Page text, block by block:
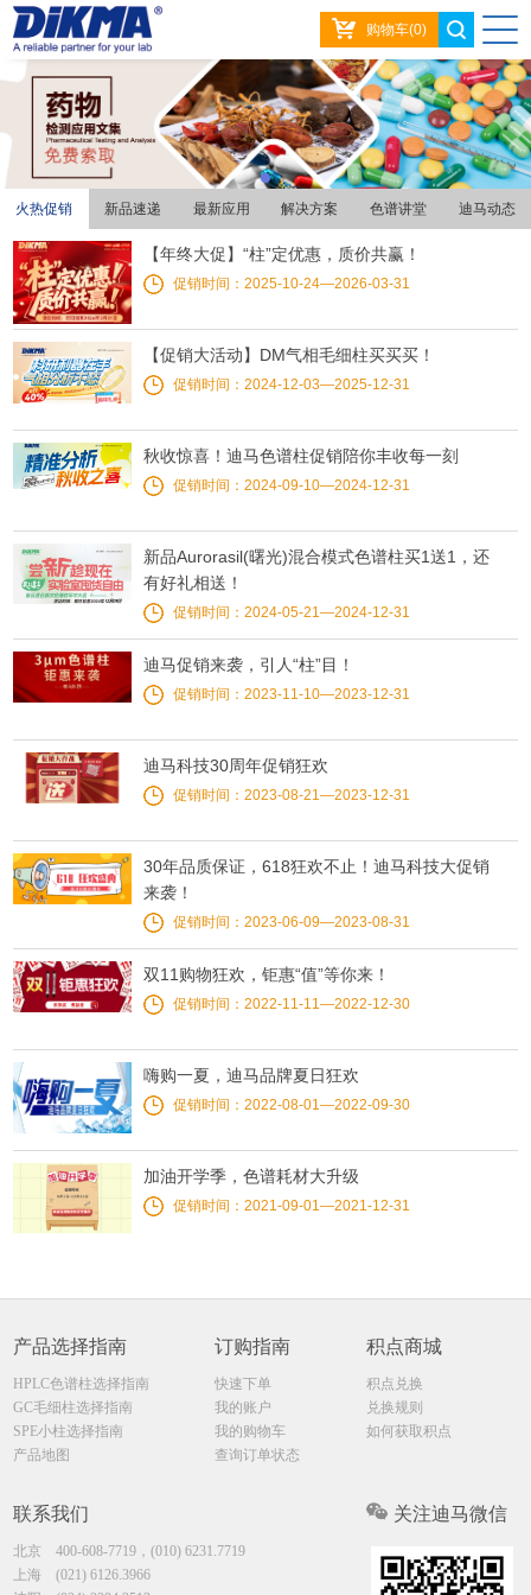
购物车(0)
火热促销 新品速递 最新应用 解决方案 色谱讲堂 迪马动态
【年终大促】“柱”定优惠，质价共赢！
促销时间：2025-10-24—2026-03-31
【促销大活动】DM气相毛细柱买买买！
促销时间：2024-12-03—2025-12-31
秋收惊喜！迪马色谱柱促销陪你丰收每一刻
促销时间：2024-09-10—2024-12-31
新品Aurorasil(曙光)混合模式色谱柱买1送1，还
有好礼相送！
促销时间：2024-05-21—2024-12-31
迪马促销来袭，引人“柱”目！
促销时间：2023-11-10—2023-12-31
迪马科技30周年促销狂欢
促销时间：2023-08-21—2023-12-31
30年品质保证，618狂欢不止！迪马科技大促销
来袭！
促销时间：2023-06-09—2023-08-31
双11购物狂欢，钜惠“值”等你来！
促销时间：2022-11-11—2022-12-30
嗨购一夏，迪马品牌夏日狂欢
促销时间：2022-08-01—2022-09-30
加油开学季，色谱耗材大升级
促销时间：2021-09-01—2021-12-31
产品选择指南
HPLC色谱柱选择指南
GC毛细柱选择指南
SPE小柱选择指南
产品地图
订购指南
快速下单
我的账户
我的购物车
查询订单状态
积点商城
积点兑换
兑换规则
如何获取积点
联系我们
北京400-608-7719，(010) 6231.7719
上海(021) 6126.3966
关注迪马微信